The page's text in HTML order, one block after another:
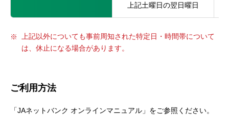
上記土曜日の翌日曜日
上記以外についても事前周知された特定日・時間帯について
は、休止になる場合があります。
ご利用方法
「JAネットバンク オンラインマニュアル」をご参照ください。